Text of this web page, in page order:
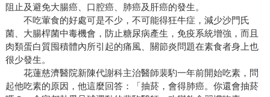
阻止及避免大腸癌、口腔癌、肺癌及肝癌的發生。
不吃葷食的好處可是不少，不可能得狂牛症，減少沙門氏
菌、大腸桿菌中毒機會，防止糖尿病產生，免疫系統增強，而且
肉類蛋白質囤積體內所引起的痛風、關節炎問題在素食者身上也
很少發生。
花蓮慈濟醫院新陳代謝科主治醫師裴馰一年前開始吃素，問
起他吃素的原因，他這麼回答：「抽菸，會得肺癌。你還會抽菸